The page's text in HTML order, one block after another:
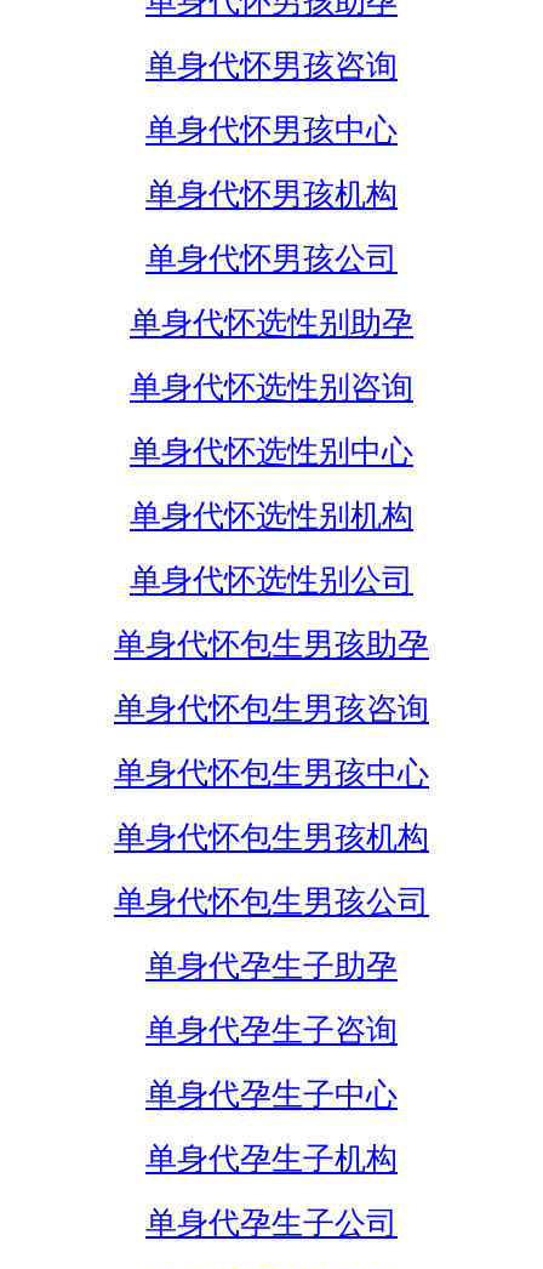
单身代怀男孩咨询
单身代怀男孩中心
单身代怀男孩机构
单身代怀男孩公司
单身代怀选性别助孕
单身代怀选性别咨询
单身代怀选性别中心
单身代怀选性别机构
单身代怀选性别公司
单身代怀包生男孩助孕
单身代怀包生男孩咨询
单身代怀包生男孩中心
单身代怀包生男孩机构
单身代怀包生男孩公司
单身代孕生子助孕
单身代孕生子咨询
单身代孕生子中心
单身代孕生子机构
单身代孕生子公司